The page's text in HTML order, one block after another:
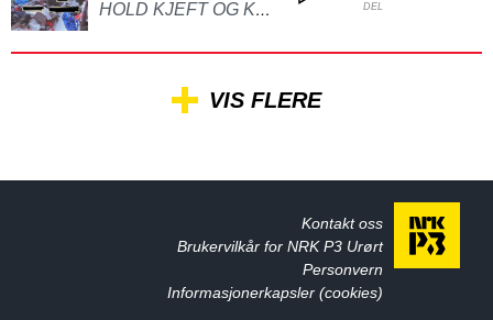
HOLD KJEFT OG KYSS MEG DEL
VIS FLERE
Kontakt oss
Brukervilkår for NRK P3 Urørt
Personvern
Informasjonerkapsler (cookies)